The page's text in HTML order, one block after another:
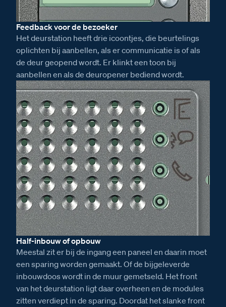
Feedback voor de bezoeker
Het deurstation heeft drie icoontjes, die beurtelings
oplichten bij aanbellen, als er communicatie is of als
de deur geopend wordt. Er klinkt een toon bij
aanbellen en als de deuropener bediend wordt.
Half-inbouw of opbouw
Meestal zit er bij de ingang een paneel en daarin moet
een sparing worden gemaakt. Of de bijgeleverde
inbouwdoos wordt in de muur gemetseld. Het front
van het deurstation ligt daar overheen en de modules
zitten verdiept in de sparing. Doordat het slanke front